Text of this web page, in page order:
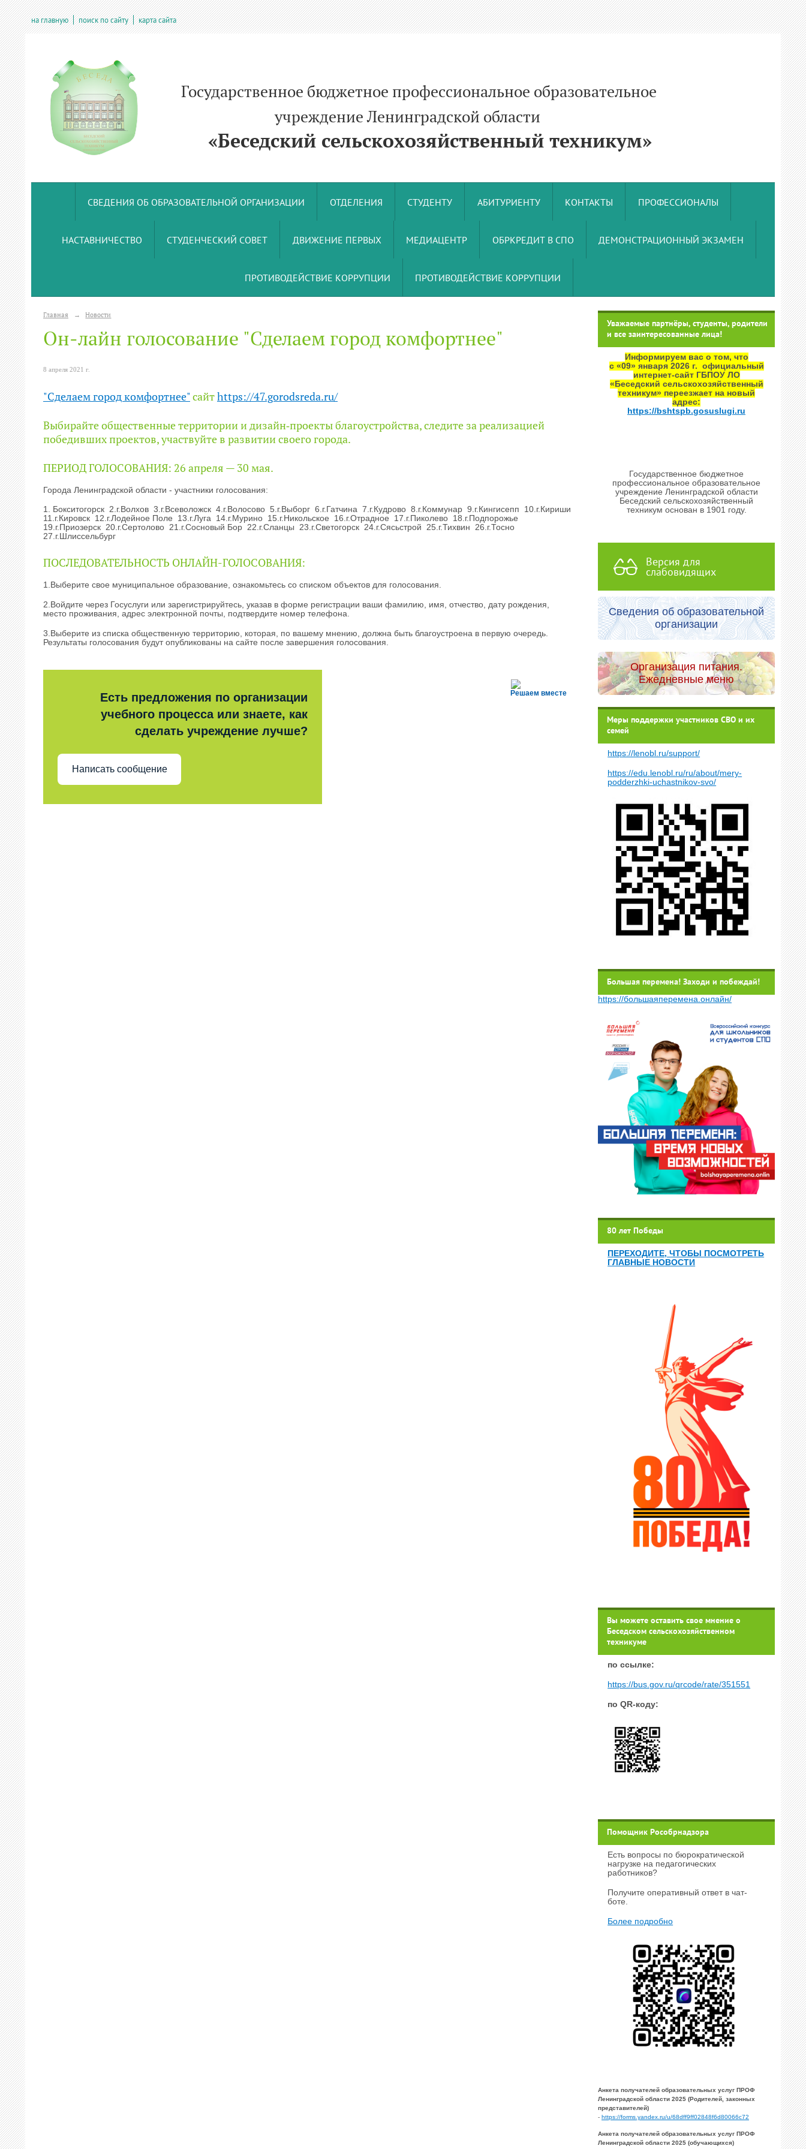
на главную поиск по сайту карта сайта
Государственное бюджетное профессиональное образовательное
учреждение Ленинградской области
«Беседский сельскохозяйственный техникум»
СВЕДЕНИЯ ОБ ОБРАЗОВАТЕЛЬНОЙ ОРГАНИЗАЦИИ ОТДЕЛЕНИЯ СТУДЕНТУ АБИТУРИЕНТУ КОНТАКТЫ ПРОФЕССИОНАЛЫ
НАСТАВНИЧЕСТВО СТУДЕНЧЕСКИЙ СОВЕТ ДВИЖЕНИЕ ПЕРВЫХ МЕДИАЦЕНТР ОБРКРЕДИТ В СПО ДЕМОНСТРАЦИОННЫЙ ЭКЗАМЕН
ПРОТИВОДЕЙСТВИЕ КОРРУПЦИИ ПРОТИВОДЕЙСТВИЕ КОРРУПЦИИ
Главная → Новости
Он-лайн голосование "Сделаем город комфортнее"
8 апреля 2021 г.
"Сделаем город комфортнее"сайтhttps://47.gorodsreda.ru/
Выбирайте общественные территории и дизайн‑проекты благоустройства, следите за реализацией
победивших проектов, участвуйте в развитии своего города.
ПЕРИОД ГОЛОСОВАНИЯ: 26 апреля — 30 мая.
Города Ленинградской области - участники голосования:
1. Бокситогорск 2.г.Волхов 3.г.Всеволожск 4.г.Волосово 5.г.Выборг 6.г.Гатчина 7.г.Кудрово 8.г.Коммунар 9.г.Кингисепп 10.г.Кириши
11.г.Кировск 12.г.Лодейное Поле 13.г.Луга 14.г.Мурино 15.г.Никольское 16.г.Отрадное 17.г.Пиколево 18.г.Подпорожье
19.г.Приозерск 20.г.Сертолово 21.г.Сосновый Бор 22.г.Сланцы 23.г.Светогорск 24.г.Сясьстрой 25.г.Тихвин 26.г.Тосно
27.г.Шлиссельбург
ПОСЛЕДОВАТЕЛЬНОСТЬ ОНЛАЙН-ГОЛОСОВАНИЯ:
1.Выберите свое муниципальное образование, ознакомьтесь со списком объектов для голосования.
2.Войдите через Госуслуги или зарегистрируйтесь, указав в форме регистрации ваши фамилию, имя, отчество, дату рождения,
место проживания, адрес электронной почты, подтвердите номер телефона.
3.Выберите из списка общественную территорию, которая, по вашему мнению, должна быть благоустроена в первую очередь.
Результаты голосования будут опубликованы на сайте после завершения голосования.
Решаем вместе
Есть предложения по организации
учебного процесса или знаете, как
сделать учреждение лучше?
Написать сообщение
Уважаемые партнёры, студенты, родители
и все заинтересованные лица!
Информируем вас о том, что
с «09» января 2026 г. официальный
интернет‑сайт ГБПОУ ЛО
«Беседский сельскохозяйственный
техникум» переезжает на новый
адрес:
https://bshtspb.gosuslugi.ru
Государственное бюджетное
профессиональное образовательное
учреждение Ленинградской области
Беседский сельскохозяйственный
техникум основан в 1901 году.
Версия для
слабовидящих
Сведения об образовательной
организации
Организация питания.
Ежедневные меню
Меры поддержки участников СВО и их
семей
https://lenobl.ru/support/
https://edu.lenobl.ru/ru/about/mery-
podderzhki-uchastnikov-svo/
Большая перемена! Заходи и побеждай!
https://большаяперемена.онлайн/
80 лет Победы
ПЕРЕХОДИТЕ, ЧТОБЫ ПОСМОТРЕТЬ
ГЛАВНЫЕ НОВОСТИ
Вы можете оставить свое мнение о
Беседском сельскохозяйственном
техникуме
по ссылке:
https://bus.gov.ru/qrcode/rate/351551
по QR-коду:
Помощник Рособрнадзора
Есть вопросы по бюрократической
нагрузке на педагогических
работников?
Получите оперативный ответ в чат-
боте.
Более подробно
Анкета получателей образовательных услуг ПРОФ
Ленинградской области 2025 (Родителей, законных
представителей)
- https://forms.yandex.ru/u/68dff9ff02848f6d80066c72
Анкета получателей образовательных услуг ПРОФ
Ленинградской области 2025 (обучающихся)